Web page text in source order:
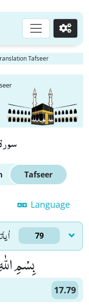
Go
Tafseer
Tafseer
Language
79
بِسْمِ
17.79